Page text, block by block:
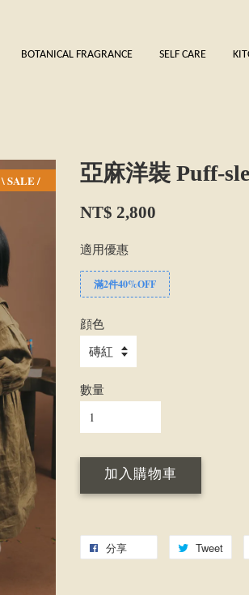
BOTANICAL FRAGRANCE SELF CARE
\ SALE / 亞麻洋裝 Puff-
NT$ 2,800
適用優惠
滿2件40%OFF
顔色
數量
加入購物車
分享 Tweet